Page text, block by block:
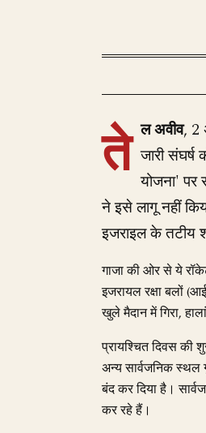
ते ल अवीव, 2
जारी
योजना' पर
ने इसे लागू नहीं
इजराइल के तटीय
गाजा की ओर से ये
इजरायल रक्षा बलों
खुले मैदान में गिरा,
प्रायश्चित दिवस की
अन्य सार्वजनिक स्थल
बंद कर दिया है।
कर रहे हैं।